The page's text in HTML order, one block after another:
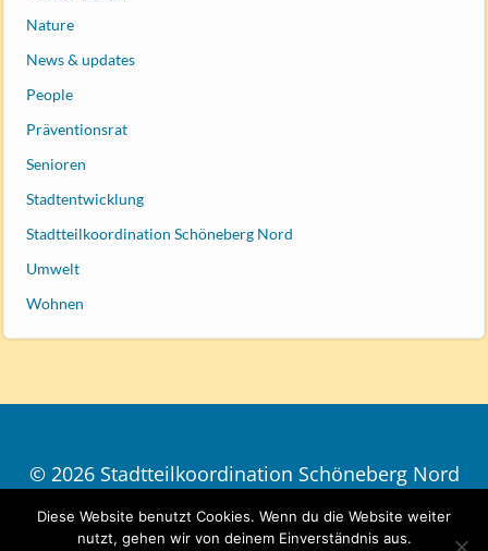
Nature
News & updates
People
Präventionsrat
Senioren
Stadtentwicklung
Stadtteilkoordination Schöneberg Nord
Umwelt
Wohnen
© 2026 Stadtteilkoordination Schöneberg Nord
Impressum und Datenschutz
Diese Website benutzt Cookies. Wenn du die Website weiter
nutzt, gehen wir von deinem Einverständnis aus.